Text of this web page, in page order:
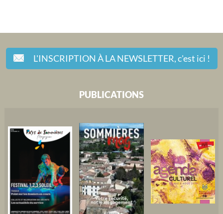
L'INSCRIPTION À LA NEWSLETTER,c'est ici !
PUBLICATIONS